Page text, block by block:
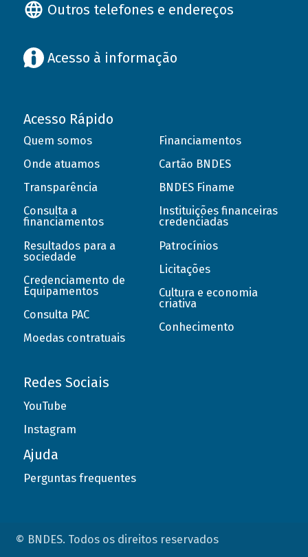
Outros telefones e endereços
Acesso à informação
Acesso Rápido
Quem somos
Onde atuamos
Transparência
Consulta a
financiamentos
Resultados para a
sociedade
Credenciamento de
Equipamentos
Consulta PAC
Moedas contratuais
Financiamentos
Cartão BNDES
BNDES Finame
Instituições financeiras
credenciadas
Patrocínios
Licitações
Cultura e economia
criativa
Conhecimento
Redes Sociais
YouTube
Instagram
Ajuda
Perguntas frequentes
© BNDES. Todos os direitos reservados